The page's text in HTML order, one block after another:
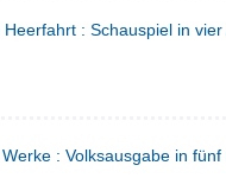
: Schauspiel in vier
: Volksausgabe in fünf